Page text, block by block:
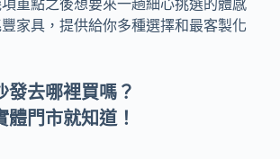
重點之後想要來一趟細心挑選的體感
家具，提供給你多種選擇和最客製化
發去哪裡買嗎？
體門市就知道！